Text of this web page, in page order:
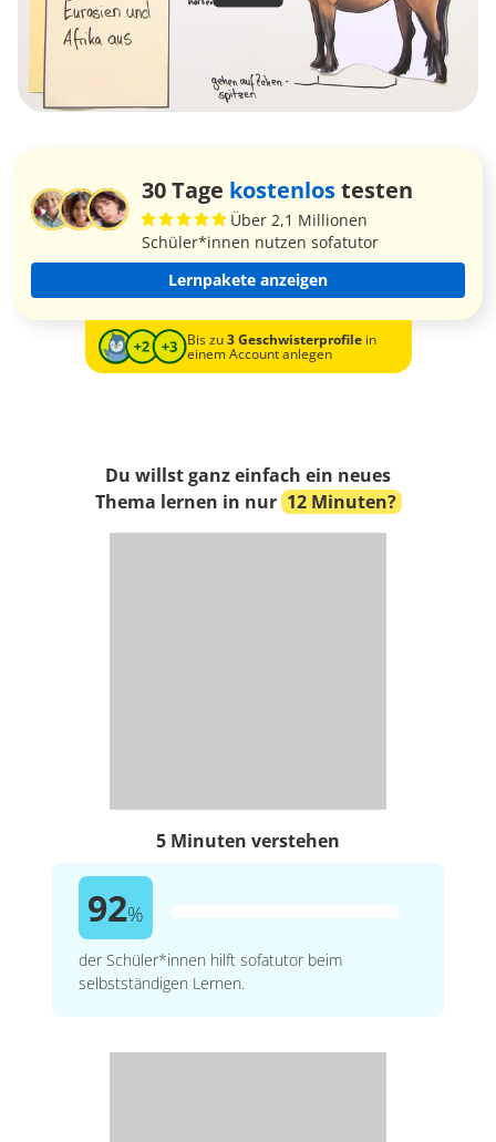
30 Tage kostenlostesten
Über 2,1 Millionen
Schüler*innen nutzen sofatutor
Lernpakete anzeigen
Bis zu3 Geschwisterprofilein
einem Account anlegen
Du willst ganz einfach ein neues
Thema lernen in nur 12 Minuten?
5 Minuten verstehen
92%
der Schüler*innen hilft sofatutor beim
selbstständigen Lernen.